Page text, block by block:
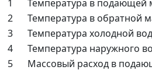
1
Температура в подающей
2
Температура в обратной
3
Температура холодной
4
Температура наружного
5
Массовый расход в